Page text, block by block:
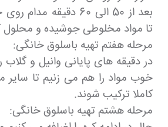
بعد از 50 الی 60
تا مواد مخلوطی جوشیده و محلول
مرحله هفتم تهیه باسلوق خانگی:
در دقیقه های پایانی وانیل و
خوب مواد را هم می زنیم تا
کاملا ترکیب شوند.
مرحله هشتم تهیه باسلوق خانگی: